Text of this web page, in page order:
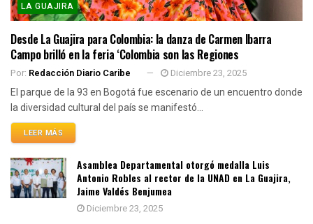
LA GUAJIRA
Desde La Guajira para Colombia: la danza de Carmen Ibarra
Campo brilló en la feria ‘Colombia son las Regiones
Por: Redacción Diario Caribe Diciembre 23, 2025
El parque de la 93 en Bogotá fue escenario de un encuentro donde
la diversidad cultural del país se manifestó...
LEER MÁS
Asamblea Departamental otorgó medalla Luis
Antonio Robles al rector de la UNAD en La Guajira,
Jaime Valdés Benjumea
Diciembre 23, 2025